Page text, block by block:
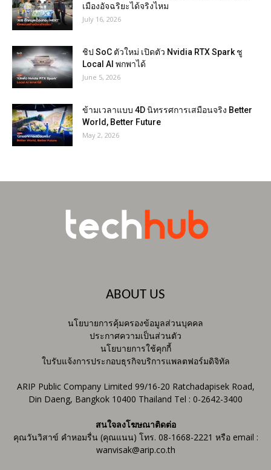
เมืองอัจฉริยะได้จริงไหม
July 16, 2026
ชิป SoC ตัวใหม่ เปิดตัว Nvidia RTX Spark ชู
Local AI พกพาได้
June 5, 2026
ข้ามเวลาแบบ 4D นิทรรศการเสมือนจริง Better
World, Better Future
May 2, 2026
ABOUT US
นโยบายการคุ้มครองข้อมูลส่วนบุคคล
ประกาศความเป็นส่วนตัว
นโยบายการใช้คุกกี้
ใบรับแจ้งการประกอบธุรกิจบริการแพลตฟอร์มดิจิทัล
ARIP Public Company Limited 99/16-20 Ratchadapisek Road,
Din Daeng, Bangkok 10400 Thailand Tel : 0-2642-3400
สนใจลงโฆษณาติดต่อ
คุณวันวิสาข์ คำหอมรื่น (คุณแนน) โทร. 08-1668-2221 หรือ email :
wanvisak@arip.co.th